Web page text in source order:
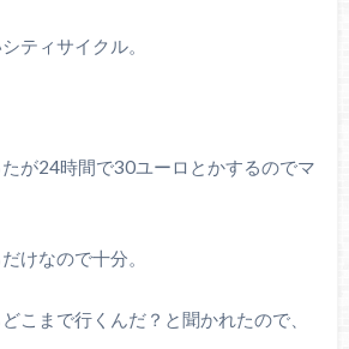
ティサイクル。
が24時間で30ユーロとかするのでマ
けなので十分。
こまで行くんだ？と聞かれたので、